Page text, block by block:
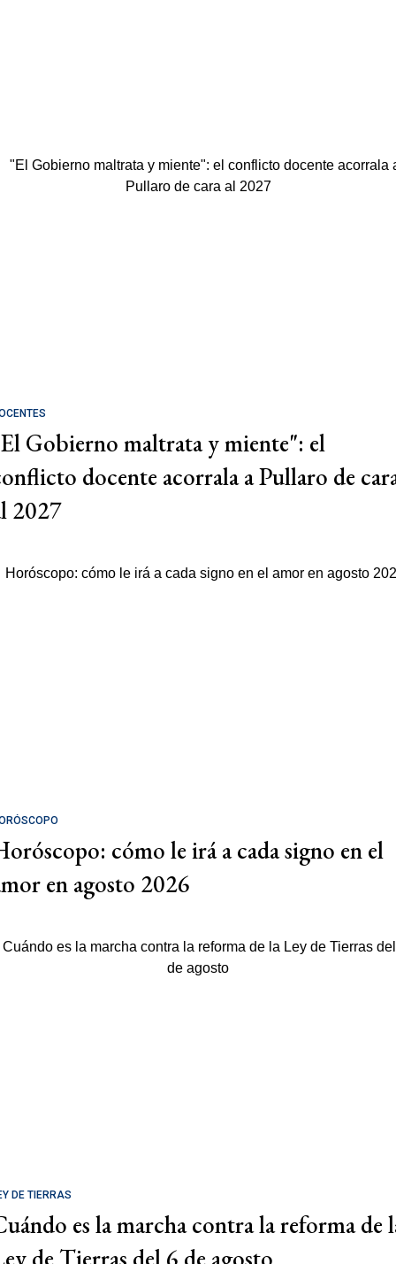
Gobierno maltrata y miente": el
docente acorrala a Pullaro de
2027
cómo le irá a cada signo en el
en agosto 2026
DE TIERRAS
es la marcha contra la reforma de